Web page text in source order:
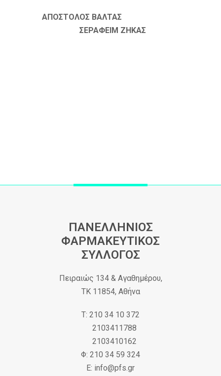
ΑΠΟΣΤΟΛΟΣ ΒΑΛΤΑΣ
ΣΕΡΑΦΕΙΜ ΖΗΚΑΣ
ΠΑΝΕΛΛΗΝΙΟΣ
ΦΑΡΜΑΚΕΥΤΙΚΟΣ
ΣΥΛΛΟΓΟΣ
Πειραιώς 134 & Αγαθημέρου,
ΤΚ 11854, Αθήνα
Τ: 210 34 10 372
2103411788
2103410162
Φ: 210 34 59 324
Ε: info@pfs.gr